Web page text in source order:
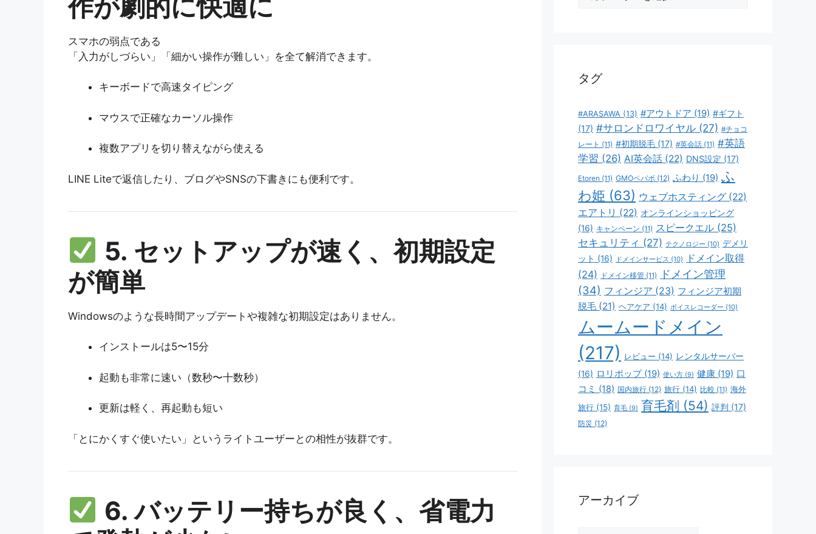
作が劇的に快適に
スマホの弱点である
「入力がしづらい」「細かい操作が難しい」を全て解消できます。
キーボードで高速タイピング
マウスで正確なカーソル操作
複数アプリを切り替えながら使える
LINE Liteで返信したり、ブログやSNSの下書きにも便利です。
5. セットアップが速く、初期設定
が簡単
Windowsのような長時間アップデートや複雑な初期設定はありません。
インストールは5〜15分
起動も非常に速い（数秒〜十数秒）
更新は軽く、再起動も短い
「とにかくすぐ使いたい」というライトユーザーとの相性が抜群です。
6. バッテリー持ちが良く、省電力
タグ
#ARASAWA (13) #アウトドア (19) #ギフト
(17) #サロンドロワイヤル (27) #チョコ
レート (11) #初期脱毛 (17) #英会話 (11) #英語
学習 (26) AI英会話 (22) DNS設定 (17)
Etoren (11) GMOペパボ (12) ふわり (19) ふ
わ姫 (63) ウェブホスティング (22)
エアトリ (22) オンラインショッピング
(16) キャンペーン (11) スピークエル (25)
セキュリティ (27) テクノロジー (10) デメリ
ット (16) ドメインサービス (10)
ドメイン取得
(24)
ドメイン移管 (11)
ドメイン管理
(34) フィンジア (23) フィンジア初期
脱毛 (21) ヘアケア (14) ボイスレコーダー (10)
ムームードメイン
(217)
レビュー (14) レンタルサーバー
(16) ロリポップ(19) 使い方 (9) 健康 (19) 口
コミ (18) 国内旅行 (12) 旅行 (14) 比較 (11) 海外
旅行 (15) 育毛 (9) 育毛剤 (54) 評判 (17)
防災 (12)
アーカイブ